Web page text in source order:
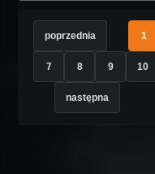
poprzednia 1
7 8 9 10
następna